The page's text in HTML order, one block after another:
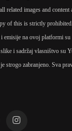
related images and content
of this is strictly
emisije na ovoj platformi su
i sadržaj vlasništvo su
strogo zabranjeno. Sva